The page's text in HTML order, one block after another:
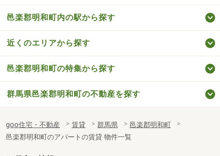
邑楽郡明和町内の駅から探す
近くのエリアから探す
邑楽郡明和町の特集から探す
群馬県邑楽郡明和町の不動産を探す
goo住宅・不動産 賃貸 群馬県
邑楽郡明和町
邑楽郡明和町のアパートの賃貸 物件一覧